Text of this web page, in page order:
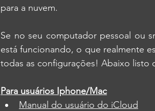
para a nuvem.
Se no seu computador pessoal ou
está funcionando, o que realmente
todas as configurações! Abaixo listo
Para usuários Iphone/Mac
Manual do usuário do iCloud